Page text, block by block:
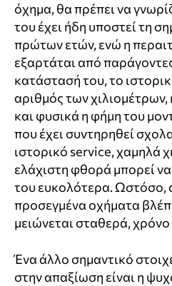
όχημα, θα πρέπει να
του έχει ήδη υποστεί τη
πρώτων ετών, ενώ η
εξαρτάται από
κατάστασή του, το
αριθμός των
και φυσικά η φήμη του
που έχει συντηρηθεί
ιστορικό service, χαμηλά
ελάχιστη φθορά μπορεί να
του ευκολότερα. Ωστόσο,
προσεγμένα οχήματα
μειώνεται σταθερά,
Ένα άλλο σημαντικό
στην απαξίωση είναι η